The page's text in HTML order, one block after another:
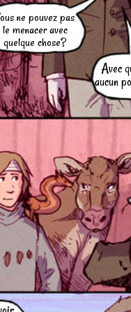
ne pouvez pas
le menacer avec
quelque chose?
Avec
aucun